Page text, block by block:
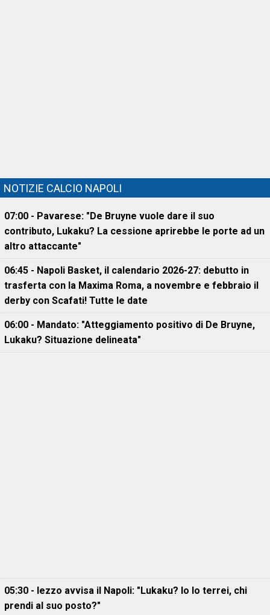
NOTIZIE CALCIO NAPOLI
07:00 - Pavarese: "De Bruyne vuole dare il suo
contributo, Lukaku? La cessione aprirebbe le porte ad un
altro attaccante"
06:45 - Napoli Basket, il calendario 2026-27: debutto in
trasferta con la Maxima Roma, a novembre e febbraio il
derby con Scafati! Tutte le date
06:00 - Mandato: "Atteggiamento positivo di De Bruyne,
Lukaku? Situazione delineata"
05:30 - Iezzo avvisa il Napoli: "Lukaku? Io lo terrei, chi
prendi al suo posto?"